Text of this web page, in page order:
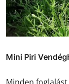
Mini Piri